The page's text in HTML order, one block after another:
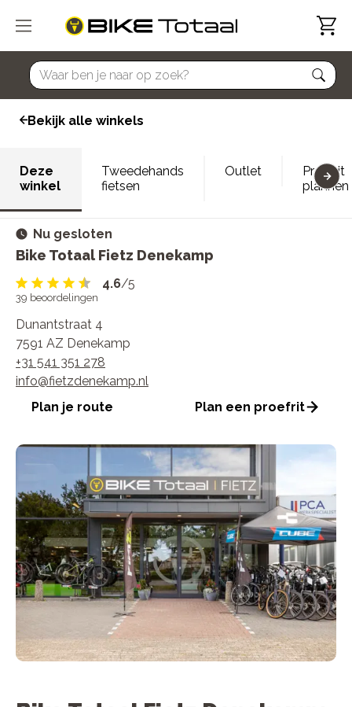
home
Bekijk alle winkels
Deze
winkel
Tweedehands
fietsen
Outlet
Proefrit
plannen
Nu gesloten
Bike Totaal Fietz Denekamp
4.6/5
39 beoordelingen
Dunantstraat 4
7591 AZ Denekamp
+31 541 351 278
info@fietzdenekamp.nl
Plan je route
Plan een proefrit